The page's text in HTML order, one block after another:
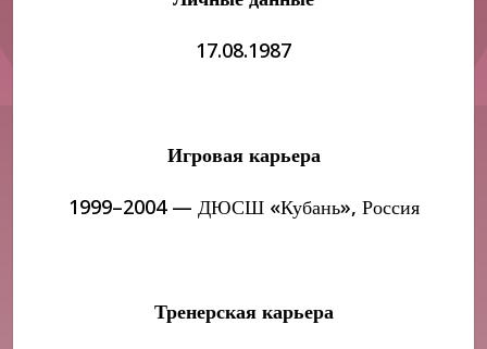
17.08.1987
Игровая карьера
1999–2004 — ДЮСШ «Кубань», Россия
Тренерская карьера